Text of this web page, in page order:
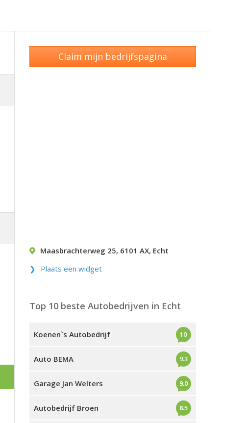
Claim mijn bedrijfspagina
Maasbrachterweg 25, 6101 AX, Echt
Plaats een widget
Top 10 beste Autobedrijven in Echt
Koenen`s Autobedrijf 10
Auto BEMA 9.3
Garage Jan Welters 9.0
Autobedrijf Broen 8.5